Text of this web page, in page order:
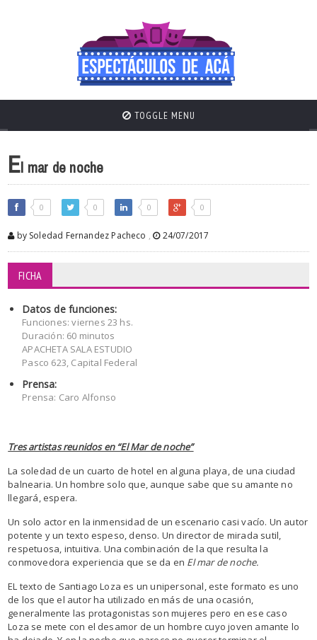
TOGGLE MENU
El mar de noche
0 0 0 0
by Soledad Fernandez Pacheco , 24/07/2017
FICHA
Datos de funciones:
Funciones: viernes 23 hs.
Duración: 60 minutos
APACHETA SALA ESTUDIO
Pasco 623, Capital Federal
Prensa:
Prensa: Caro Alfonso
Tres artistas reunidos en “El Mar de noche”
La soledad de un cuarto de hotel en alguna playa, de una ciudad
balnearia. Un hombre solo que, aunque sabe que su amante no
llegará, espera.
Un solo actor en la inmensidad de un escenario casi vacío. Un autor
potente y un texto espeso, denso. Un director de mirada sutil,
respetuosa, intuitiva. Una combinación de la que resulta la
conmovedora experiencia que se da en El mar de noche.
EL texto de Santiago Loza es un unipersonal, este formato es uno
de los que el autor ha utilizado en más de una ocasión,
generalmente las protagonistas son mujeres pero en ese caso
Loza se mete con el desamor de un hombre cuyo joven amante lo